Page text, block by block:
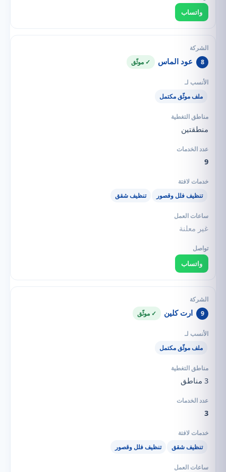
واتساب
8 عود الماس ✓ موثّق
ملف موثّق مكتمل
منطقتين
9
تنظيف فلل وقصور تنظيف شقق
غير معلنة
واتساب
9 ارت كلين ✓ موثّق
ملف موثّق مكتمل
3 مناطق
3
تنظيف شقق تنظيف فلل وقصور